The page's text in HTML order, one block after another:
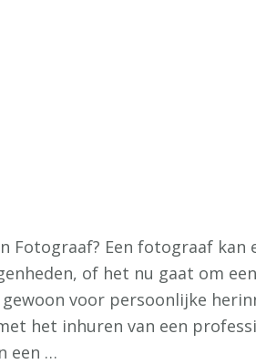
Fotograaf? Een fotograaf kan
of het nu gaat om
voor persoonlijke
het inhuren van een
een …